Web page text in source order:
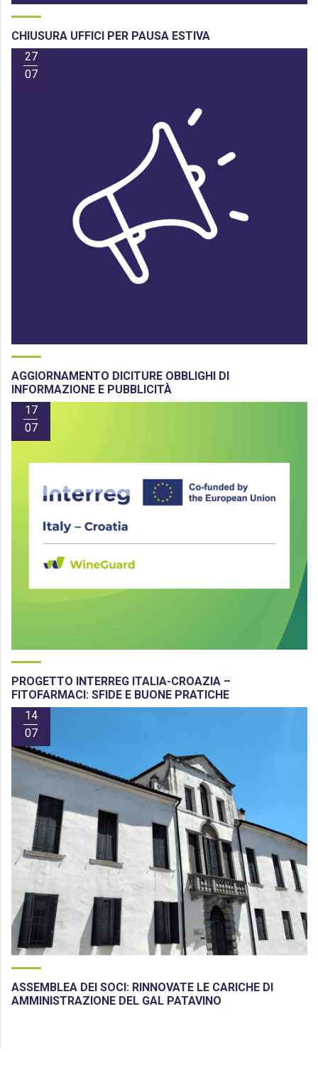
CHIUSURA UFFICI PER PAUSA ESTIVA
27
07
AGGIORNAMENTO DICITURE OBBLIGHI DI
INFORMAZIONE E PUBBLICITÀ
17
07
PROGETTO INTERREG ITALIA-CROAZIA –
FITOFARMACI: SFIDE E BUONE PRATICHE
14
07
ASSEMBLEA DEI SOCI: RINNOVATE LE CARICHE DI
AMMINISTRAZIONE DEL GAL PATAVINO